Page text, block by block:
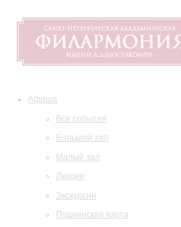
Афиша
Все события
Большой зал
Малый зал
Лекции
Экскурсии
Пушкинская карта